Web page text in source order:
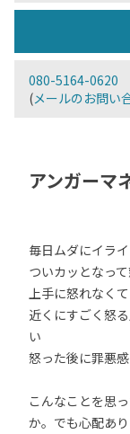
080-5164-0620
(メールのお問い
アンガーマ
毎日ムダにイラ
ついカッとなっ
上手に怒れなく
近くにすごく怒
い
怒った後に罪悪
こんなことを思
か。でも心配あ